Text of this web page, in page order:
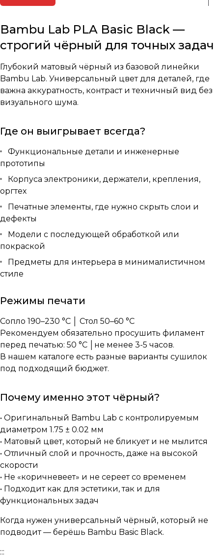
Bambu Lab PLA Basic Black —
строгий чёрный для точных задач
Глубокий матовый чёрный из базовой линейки
Bambu Lab. Универсальный цвет для деталей, где
важна аккуратность, контраст и техничный вид без
визуального шума.
Где он выигрывает всегда?
Функциональные детали и инженерные
прототипы
Корпуса электроники, держатели, крепления,
оргтех
Печатные элементы, где нужно скрыть слои и
дефекты
Модели с последующей обработкой или
покраской
Предметы для интерьера в минималистичном
стиле
Режимы печати
Сопло 190–230 °C │ Стол 50–60 °C
Рекомендуем обязательно просушить филамент
перед печатью: 50 °C │не менее 3-5 часов.
В нашем каталоге есть разные варианты сушилок
под подходящий бюджет.
Почему именно этот чёрный?
• Оригинальный Bambu Lab с контролируемым
диаметром 1.75 ± 0.02 мм
• Матовый цвет, который не бликует и не мылится
• Отличный слой и прочность, даже на высокой
скорости
• Не «коричневеет» и не сереет со временем
• Подходит как для эстетики, так и для
функциональных задач
Когда нужен универсальный чёрный, который не
подводит — берёшь Bambu Basic Black.
:::